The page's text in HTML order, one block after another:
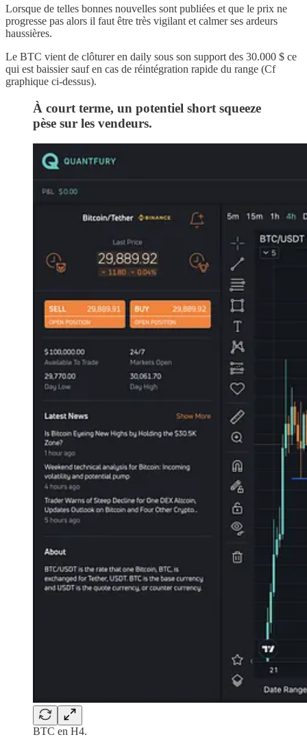
Lorsque de telles bonnes nouvelles sont publiées et que le prix ne
progresse pas alors il faut être très vigilant et calmer ses ardeurs
haussières.
Le BTC vient de clôturer en daily sous son support des 30.000 $ ce
qui est baissier sauf en cas de réintégration rapide du range (Cf
graphique ci-dessus).
À court terme, un potentiel short squeeze
pèse sur les vendeurs.
BTC en H4.